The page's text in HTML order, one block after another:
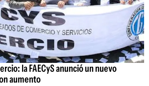
la FAECyS anunció un nuevo
aumento